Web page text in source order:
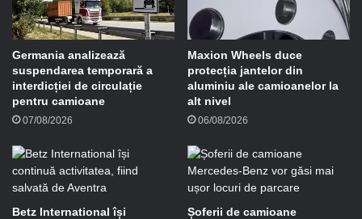
i
l
Germania analizează
suspendarea temporară a
interdicției de circulație
pentru camioane
07/08/2026
Maxion Wheels duce
protecția jantelor din
aluminiu ale camioanelor la
alt nivel
06/08/2026
Betz International își
Șoferii de camioane